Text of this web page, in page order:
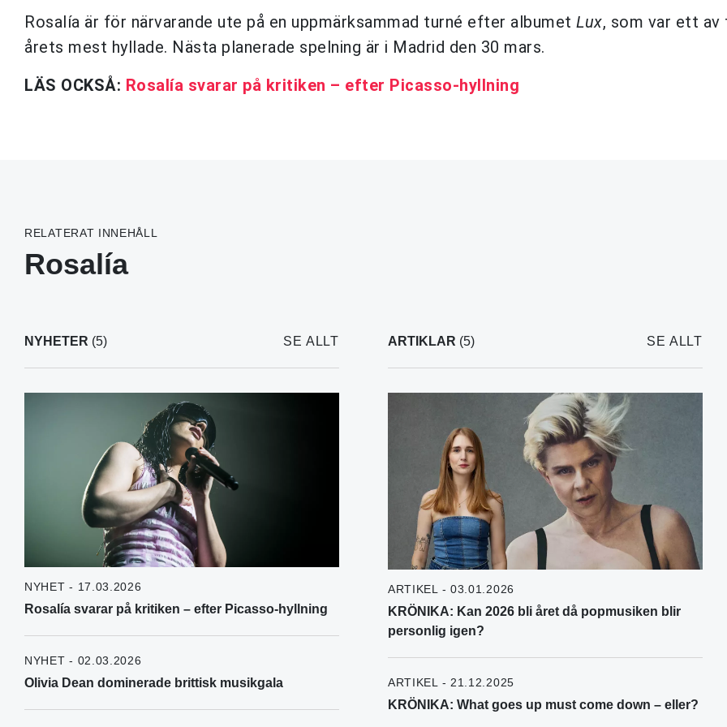
Rosalía är för närvarande ute på en uppmärksammad turné efter albumet Lux, som var ett av
årets mest hyllade. Nästa planerade spelning är i Madrid den 30 mars.
LÄS OCKSÅ: Rosalía svarar på kritiken – efter Picasso-hyllning
RELATERAT INNEHÅLL
Rosalía
NYHETER (5) SE ALLT
NYHET - 17.03.2026
Rosalía svarar på kritiken – efter Picasso-hyllning
NYHET - 02.03.2026
Olivia Dean dominerade brittisk musikgala
ARTIKLAR (5) SE ALLT
ARTIKEL - 03.01.2026
KRÖNIKA: Kan 2026 bli året då popmusiken blir
personlig igen?
ARTIKEL - 21.12.2025
KRÖNIKA: What goes up must come down – eller?